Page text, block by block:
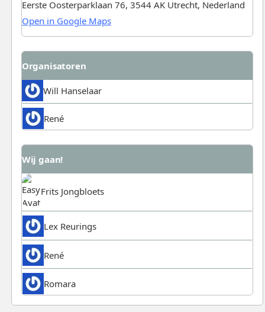
Eerste Oosterparklaan 76, 3544 AK Utrecht, Nederland
Open in Google Maps
Organisatoren
Will Hanselaar
René
Wij gaan!
Frits Jongbloets
Lex Reurings
René
Romara